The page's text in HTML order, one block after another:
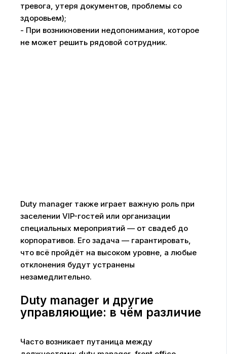
тревога, утеря документов, проблемы со
здоровьем);
- При возникновении недопонимания, которое
не может решить рядовой сотрудник.
Duty manager также играет важную роль при
заселении VIP-гостей или организации
специальных мероприятий — от свадеб до
корпоративов. Его задача — гарантировать,
что всё пройдёт на высоком уровне, а любые
отклонения будут устранены
незамедлительно.
Duty manager и другие
управляющие: в чём различие
Часто возникает путаница между